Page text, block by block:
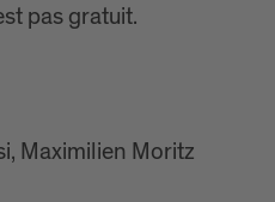
notre avenir.
pas gratuit.
Maximilien Moritz